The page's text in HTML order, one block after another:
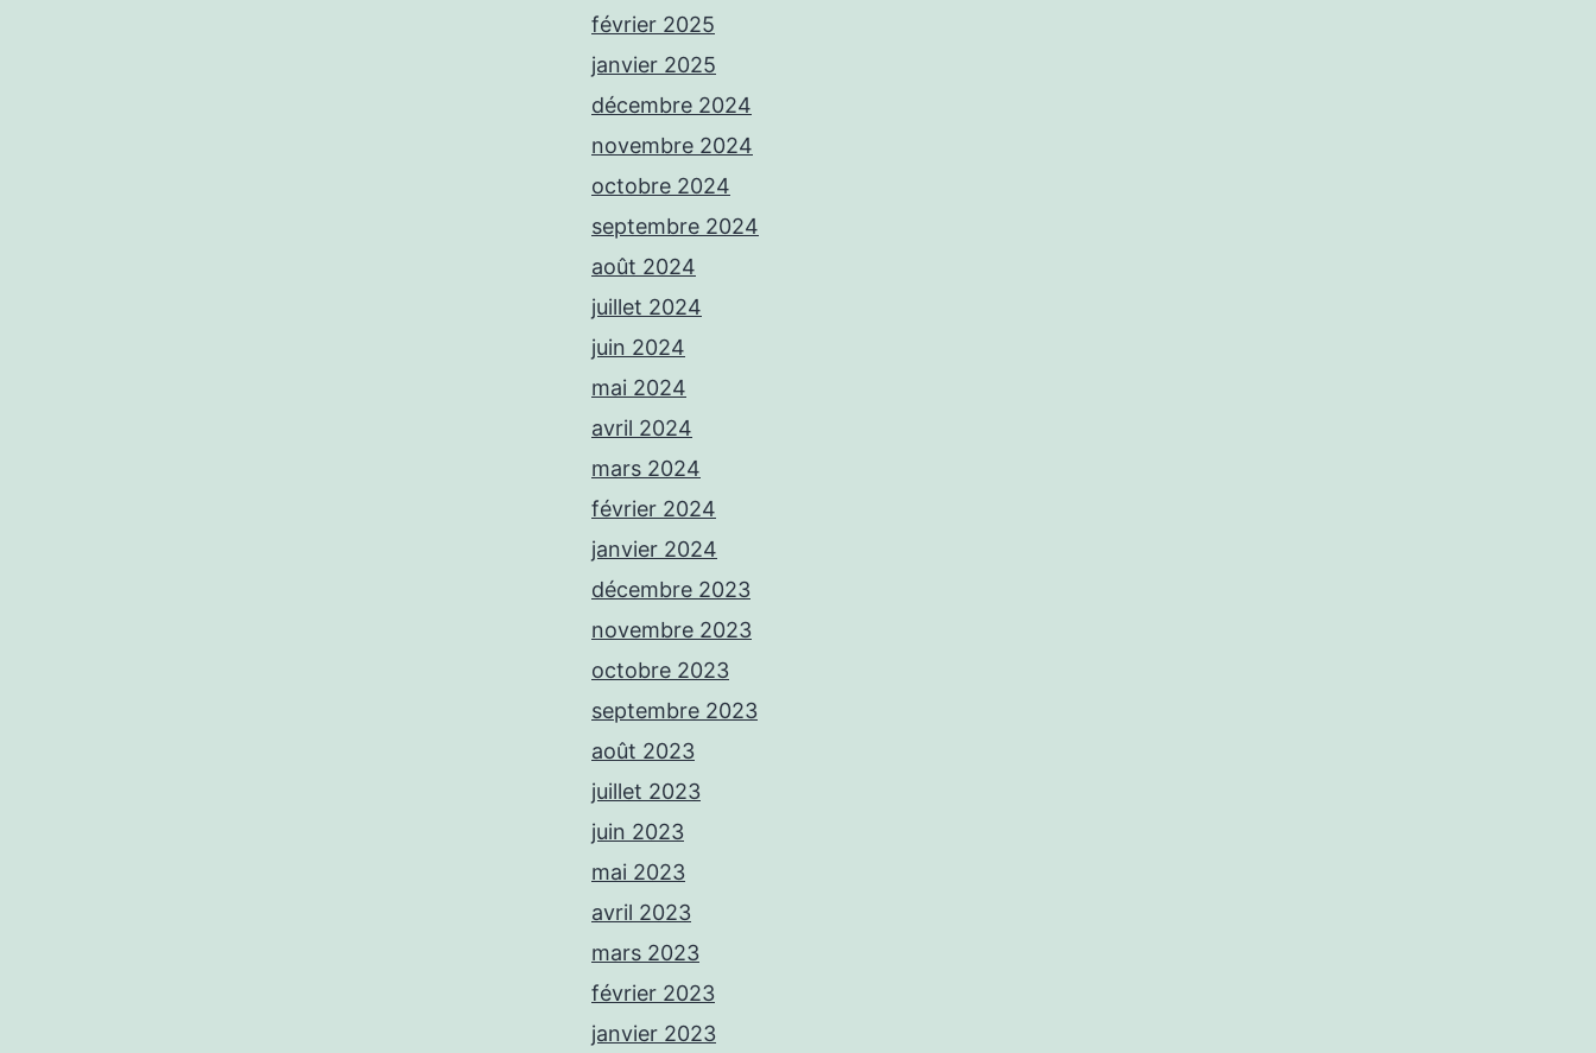
février 2025
janvier 2025
décembre 2024
novembre 2024
octobre 2024
septembre 2024
août 2024
juillet 2024
juin 2024
mai 2024
avril 2024
mars 2024
février 2024
janvier 2024
décembre 2023
novembre 2023
octobre 2023
septembre 2023
août 2023
juillet 2023
juin 2023
mai 2023
avril 2023
mars 2023
février 2023
janvier 2023